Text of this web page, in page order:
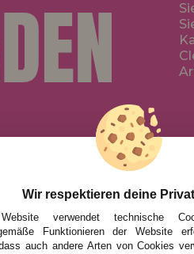
UND ANGEBOTE
Wir respektieren deine
verwendet technische
Funktionieren der Website
auch andere Arten von Cookies